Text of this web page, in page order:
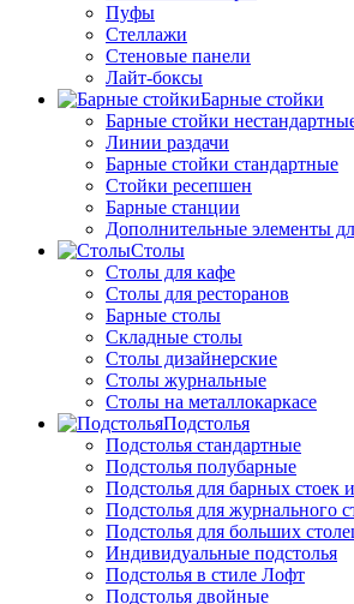
Пуфы
Стеллажи
Стеновые панели
Лайт-боксы
Барные стойки
Барные стойки
Линии раздачи
Барные стойки стандартные
Стойки ресепшен
Барные станции
Дополнительные элементы
Столы
Столы для кафе
Столы для ресторанов
Барные столы
Складные столы
Столы дизайнерские
Столы журнальные
Столы на металлокаркасе
Подстолья
Подстолья стандартные
Подстолья полубарные
Подстолья для барных стоек
Подстолья для журнального
Подстолья для больших
Индивидуальные подстолья
Подстолья в стиле Лофт
Подстолья двойные